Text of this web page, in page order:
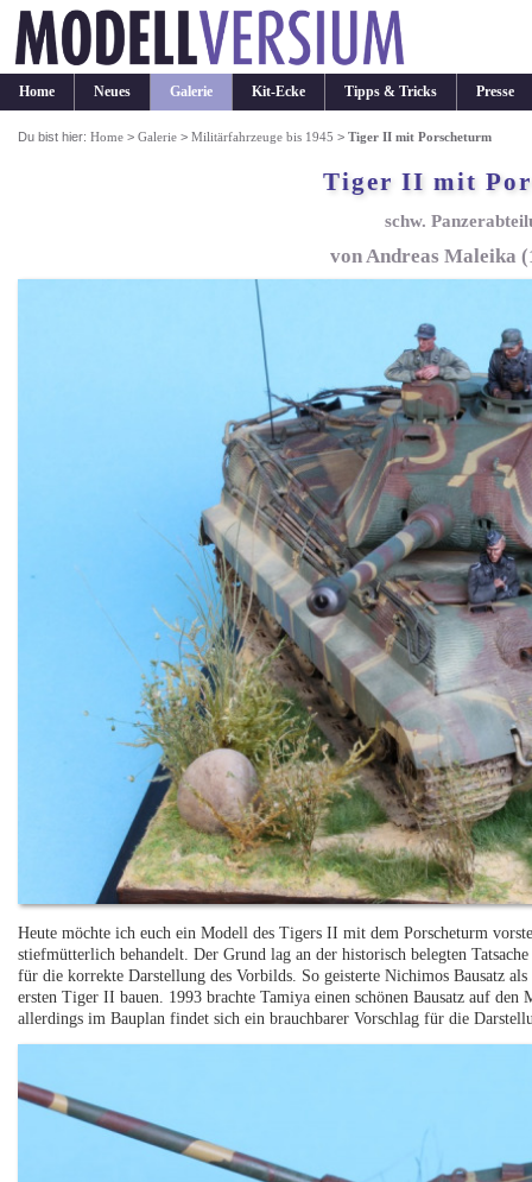
Home Neues Galerie Kit-Ecke Tipps & Tricks Presse
Du bist hier:Home >Galerie >Militärfahrzeuge bis 1945 >Tiger II mit Porscheturm
Tiger II mit
schw.
von Andreas Maleika
Heute möchte ich euch ein Modell des Tigers II mit dem Porscheturm
stiefmütterlich behandelt. Der Grund lag an der historisch belegten
für die korrekte Darstellung des Vorbilds. So geisterte Nichimos Bausatz
ersten Tiger II bauen. 1993 brachte Tamiya einen schönen Bausatz auf
allerdings im Bauplan findet sich ein brauchbarer Vorschlag für die